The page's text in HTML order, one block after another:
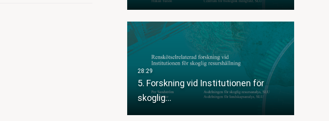
5. Forskning vid Institutionen för
skoglig…